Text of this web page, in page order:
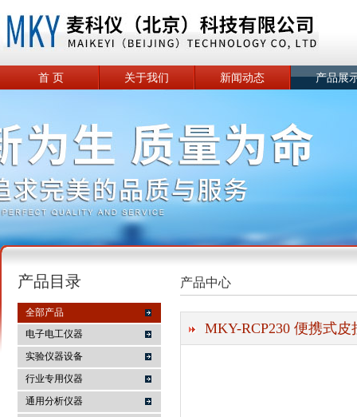
麦科仪（北京）科技有限公司
首 页 关于我们 新闻动态 产品展
产品目录
全部产品
电子电工仪器
实验仪器设备
行业专用仪器
通用分析仪器
产品中心
MKY-RCP230 便携式